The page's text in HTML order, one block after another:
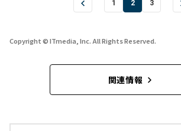
1 2 3
Copyright © ITmedia, Inc. All Rights Reserved.
関連情報